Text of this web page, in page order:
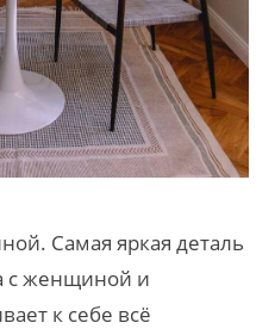
Самая яркая деталь
с женщиной и
к себе всё